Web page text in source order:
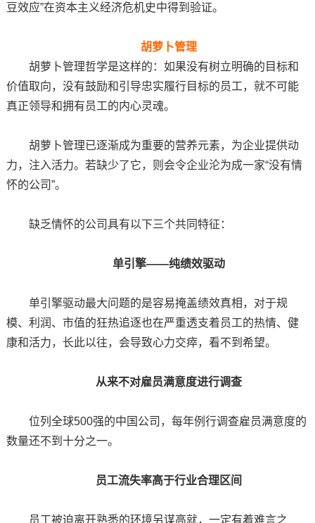
豆效应”在资本主义经济危机史中得到验证。
胡萝卜管理
胡萝卜管理哲学是这样的：如果没有树立明确的目标和
价值取向，没有鼓励和引导忠实履行目标的员工，就不可能
真正领导和拥有员工的内心灵魂。
胡萝卜管理已逐渐成为重要的营养元素，为企业提供动
力，注入活力。若缺少了它，则会令企业沦为成一家“没有情
怀的公司”。
缺乏情怀的公司具有以下三个共同特征：
单引擎——纯绩效驱动
单引擎驱动最大问题的是容易掩盖绩效真相，对于规
模、利润、市值的狂热追逐也在严重透支着员工的热情、健
康和活力，长此以往，会导致心力交瘁，看不到希望。
从来不对雇员满意度进行调查
位列全球500强的中国公司，每年例行调查雇员满意度的
数量还不到十分之一。
员工流失率高于行业合理区间
员工被迫离开熟悉的环境另谋高就，一定有着难言之